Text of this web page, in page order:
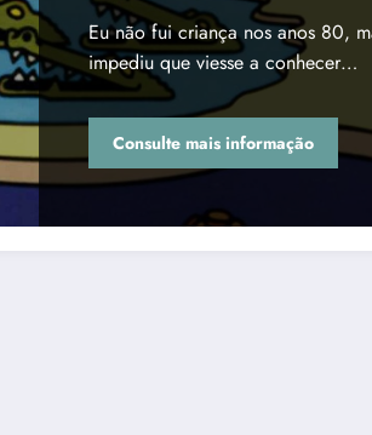
Eu não fui criança nos anos 80,
impediu que viesse a conhecer…
Consulte mais informação